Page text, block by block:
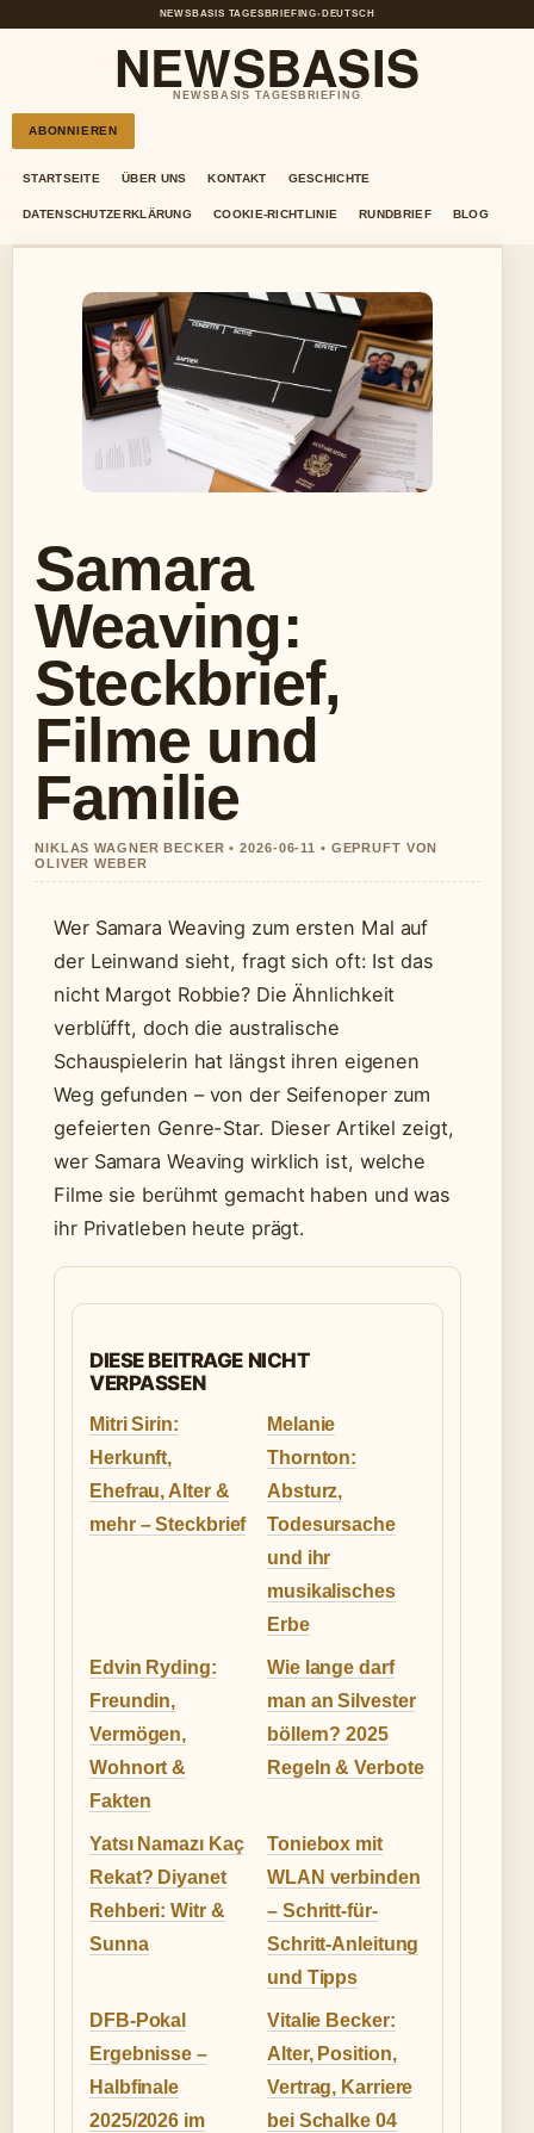
NEWSBASIS TAGESBRIEFING• DEUTSCH
NEWSBASIS
NEWSBASIS TAGESBRIEFING
ABONNIEREN
STARTSEITE ÜBER UNS KONTAKT GESCHICHTE
DATENSCHUTZERKLÄRUNG COOKIE-RICHTLINIE RUNDBRIEF BLOG
Samara
Weaving:
Steckbrief,
Filme und
Familie
NIKLAS WAGNER BECKER • 2026-06-11 • GEPRUFT VON
OLIVER WEBER
Wer Samara Weaving zum ersten Mal auf
der Leinwand sieht, fragt sich oft: Ist das
nicht Margot Robbie? Die Ähnlichkeit
verblüfft, doch die australische
Schauspielerin hat längst ihren eigenen
Weg gefunden – von der Seifenoper zum
gefeierten Genre-Star. Dieser Artikel zeigt,
wer Samara Weaving wirklich ist, welche
Filme sie berühmt gemacht haben und was
ihr Privatleben heute prägt.
DIESE BEITRAGE NICHT
VERPASSEN
Mitri Sirin:
Herkunft,
Ehefrau, Alter &
mehr – Steckbrief
Melanie
Thornton:
Absturz,
Todesursache
und ihr
musikalisches
Erbe
Edvin Ryding:
Freundin,
Vermögen,
Wohnort &
Fakten
Wie lange darf
man an Silvester
böllern? 2025
Regeln & Verbote
Yatsı Namazı Kaç
Rekat? Diyanet
Rehberi: Witr &
Sunna
Toniebox mit
WLAN verbinden
– Schritt-für-
Schritt-Anleitung
und Tipps
DFB-Pokal
Ergebnisse –
Halbfinale
2025/2026 im
Vitalie Becker:
Alter, Position,
Vertrag, Karriere
bei Schalke 04